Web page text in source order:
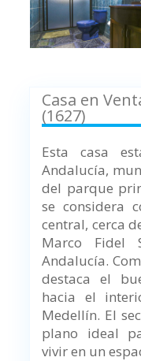
Casa en
(1627)
Esta casa
Andalucía,
del parque
se considera
central, cerca
Marco Fidel
Andalucía.
destaca el
hacia el
Medellín. El
plano ideal
vivir en un